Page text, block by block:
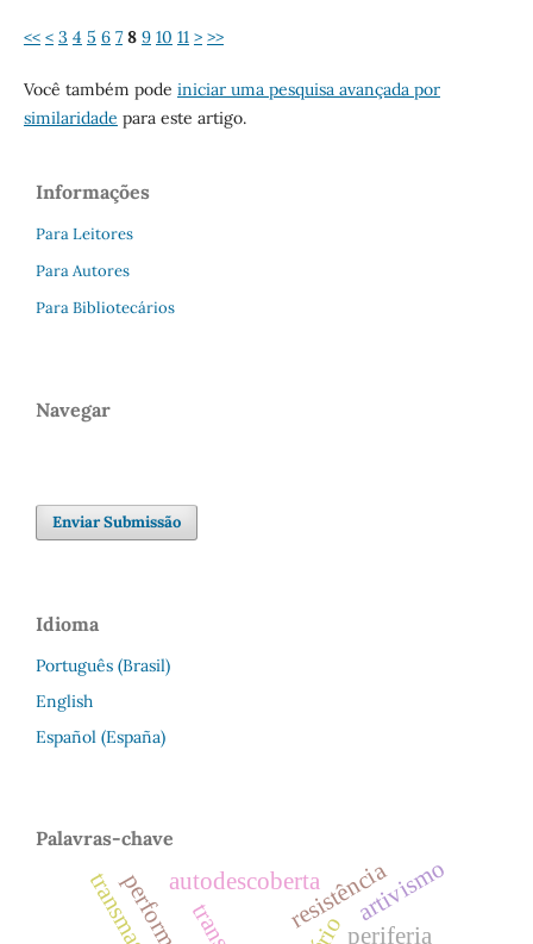
<< < 3 4 5 6 7 8 9 10 11 > >>
Você também pode iniciar uma pesquisa avançada por
similaridade para este artigo.
Informações
Para Leitores
Para Autores
Para Bibliotecários
Navegar
Enviar Submissão
Idioma
Português (Brasil)
English
Español (España)
Palavras-chave
periferia
resistência
autodescoberta artivismo